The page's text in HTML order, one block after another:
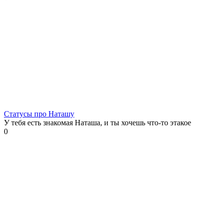
Статусы про Наташу
У тебя есть знакомая Наташа, и ты хочешь что-то этакое
0